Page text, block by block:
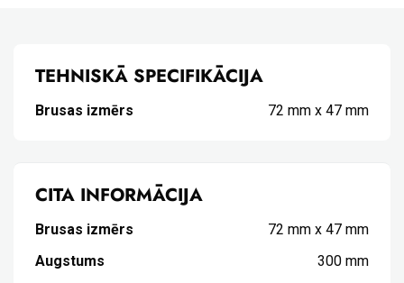
TEHNISKĀ SPECIFIKĀCIJA
Brusas izmērs 72 mm x 47 mm
CITA INFORMĀCIJA
Brusas izmērs
72 mm x 47 mm
Augstums
300 mm